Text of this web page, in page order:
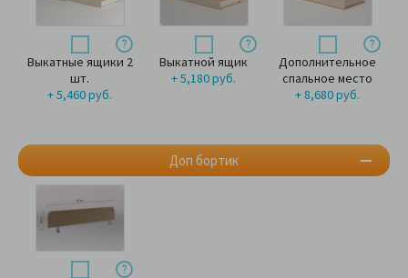
Доп бортик
Выкатные ящики 2
шт.
+ 5,460 руб.
Выкатной ящик
+ 5,180 руб.
Дополнительное
спальное место
+ 8,680 руб.